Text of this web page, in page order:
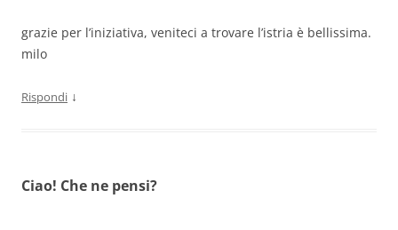
grazie per l’iniziativa, veniteci a trovare l’istria è bellissima.
milo
Rispondi ↓
Ciao! Che ne pensi?